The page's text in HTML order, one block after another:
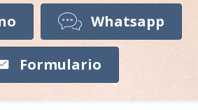
Whatsapp
Formulario